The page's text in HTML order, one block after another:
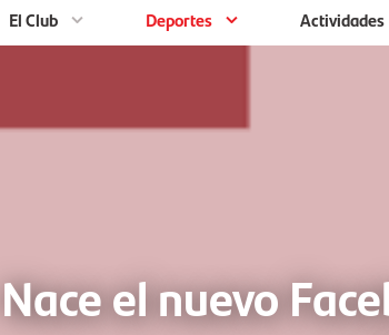
El Club Deportes Actividades
Nace el nuevo